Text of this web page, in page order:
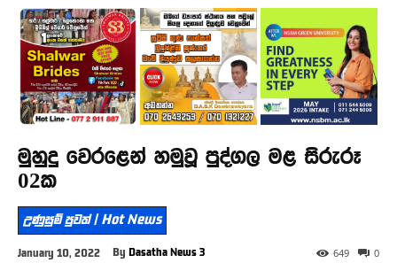
ජීවිතක්ෂයට
මුහුදු වෙරළෙන් හමුවූ පුද්ගල මළ සිරුරූ
02ක
උණුසුම් පුවත් | Hot News
January 10, 2022 By Dasatha News 3 0
649